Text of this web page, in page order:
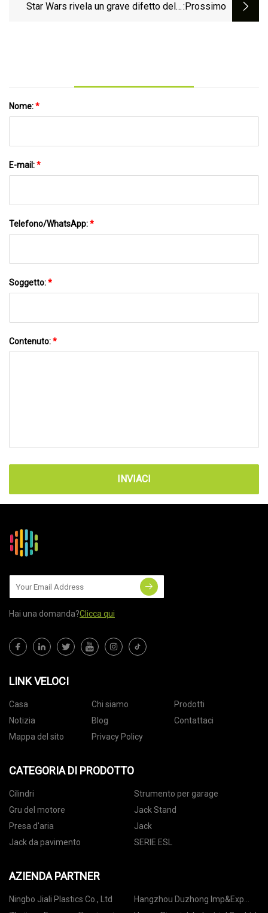
Star Wars rivela un grave difetto della:Prossimo
Nome:*
E-mail:*
Telefono/WhatsApp:*
Soggetto:*
Contenuto:*
INVIACI
Hai una domanda?Clicca qui
LINK VELOCI
Casa Chi siamo
Prodotti
Notizia
Blog
Contattaci
Mappa del sito
Privacy Policy
CATEGORIA DI PRODOTTO
Cilindri
Strumento per garage
Gru del motore
Jack Stand
Presa d'aria
Jack
Jack da pavimento
SERIE ESL
AZIENDA PARTNER
Ningbo Jiali Plastics Co., Ltd
Hangzhou Duzhong Imp&Exp